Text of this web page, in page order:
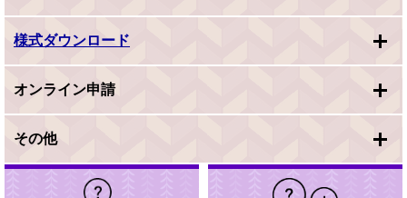
様式ダウンロード
オンライン申請
その他